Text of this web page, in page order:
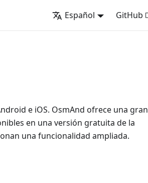
Español GitHub
e iOS. OsmAnd ofrece una gran
en una versión gratuita de la
una funcionalidad ampliada.